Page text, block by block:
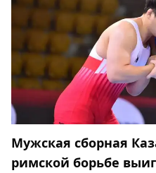
Мужская сборная
римской борьбе